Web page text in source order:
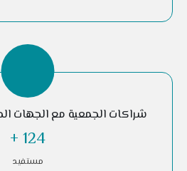
شراكات الجمعية مع الجهات
292
+
مستفيد